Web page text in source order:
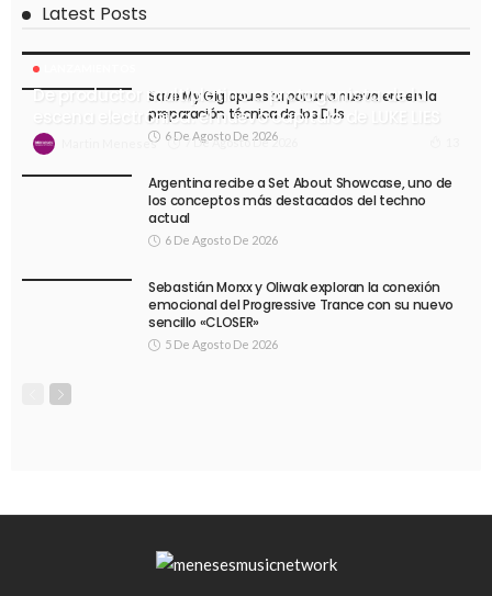
Latest Posts
De productor multiplatino a protagonista de la
escena electrónica: el nuevo capítulo de LUKE LIES
Martin Meneses 7 De Agosto De 2026
Save My Gig apuesta por una nueva era en la
preparación técnica de los DJs
6 De Agosto De 2026
Argentina recibe a Set About Showcase, uno de
los conceptos más destacados del techno
actual
6 De Agosto De 2026
Sebastián Morxx y Oliwak exploran la conexión
emocional del Progressive Trance con su nuevo
sencillo «CLOSER»
5 De Agosto De 2026